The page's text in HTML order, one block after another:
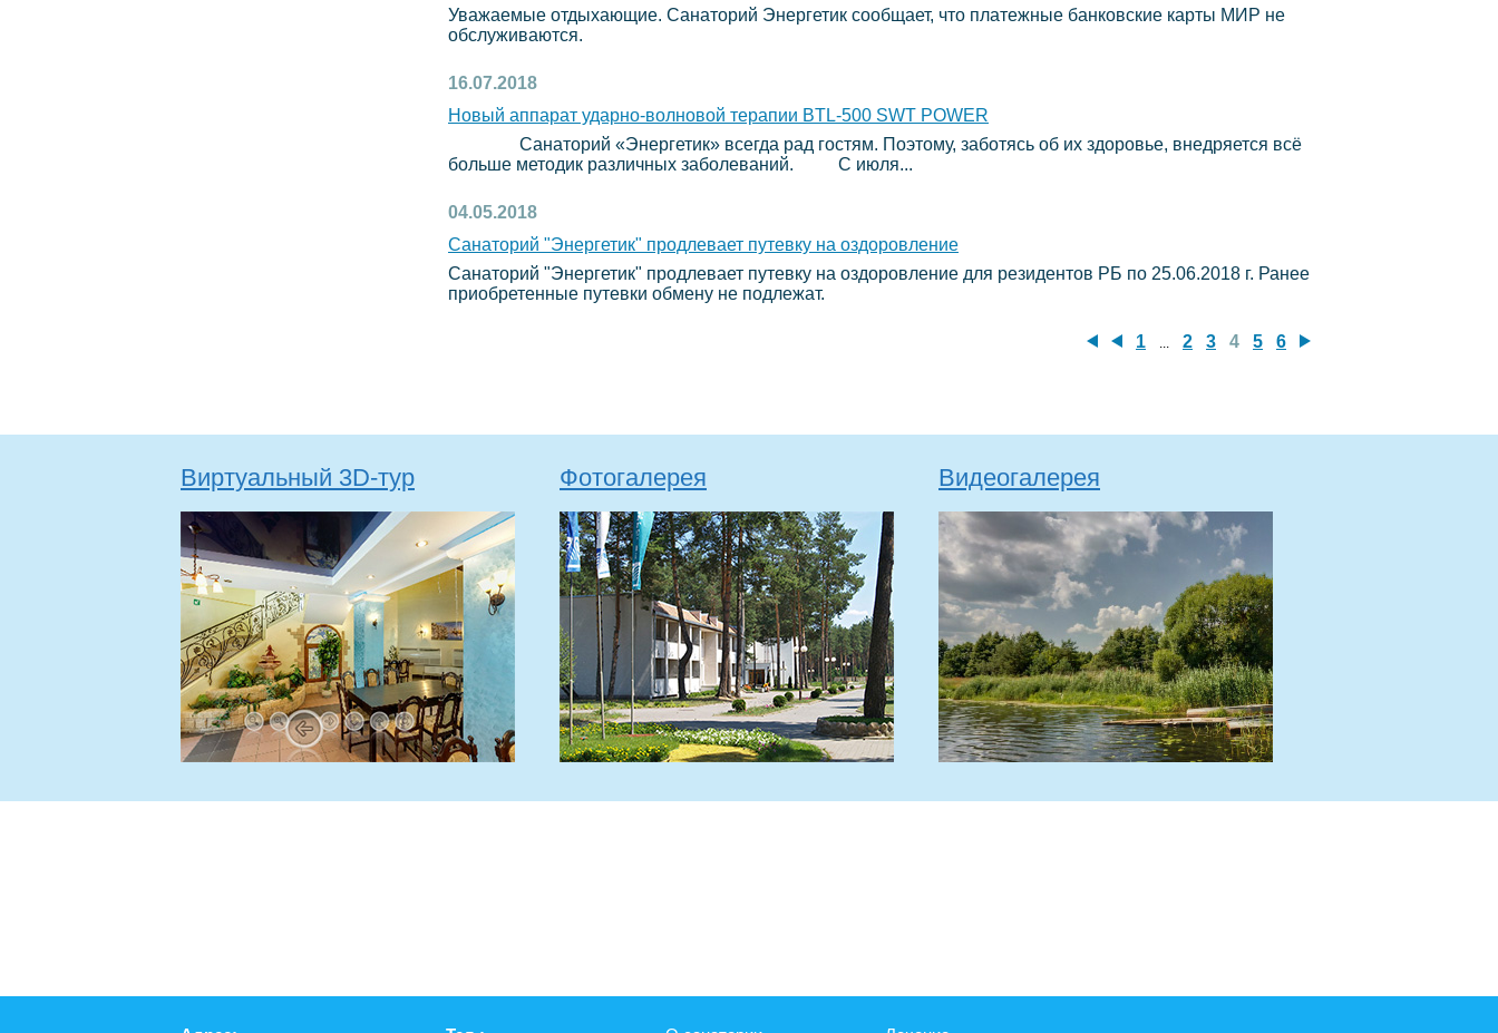
Уважаемые отдыхающие. Санаторий Энергетик сообщает, что платежные банковские карты МИР не
обслуживаются.
16.07.2018
Новый аппарат ударно-волновой терапии ВTL-500 SWT POWER
Санаторий «Энергетик» всегда рад гостям. Поэтому, заботясь об их здоровье, внедряется всё
больше методик различных заболеваний. С июля...
04.05.2018
Санаторий "Энергетик" продлевает путевку на оздоровление
Санаторий "Энергетик" продлевает путевку на оздоровление для резидентов РБ по 25.06.2018 г. Ранее
приобретенные путевки обмену не подлежат.
1 ... 2 3 4 5 6
Виртуальный 3D-тур Фотогалерея Видеогалерея